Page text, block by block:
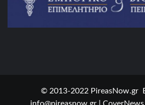
© 2013-2022 PireasNow.gr
info@pireasnow.gr
CoverNews